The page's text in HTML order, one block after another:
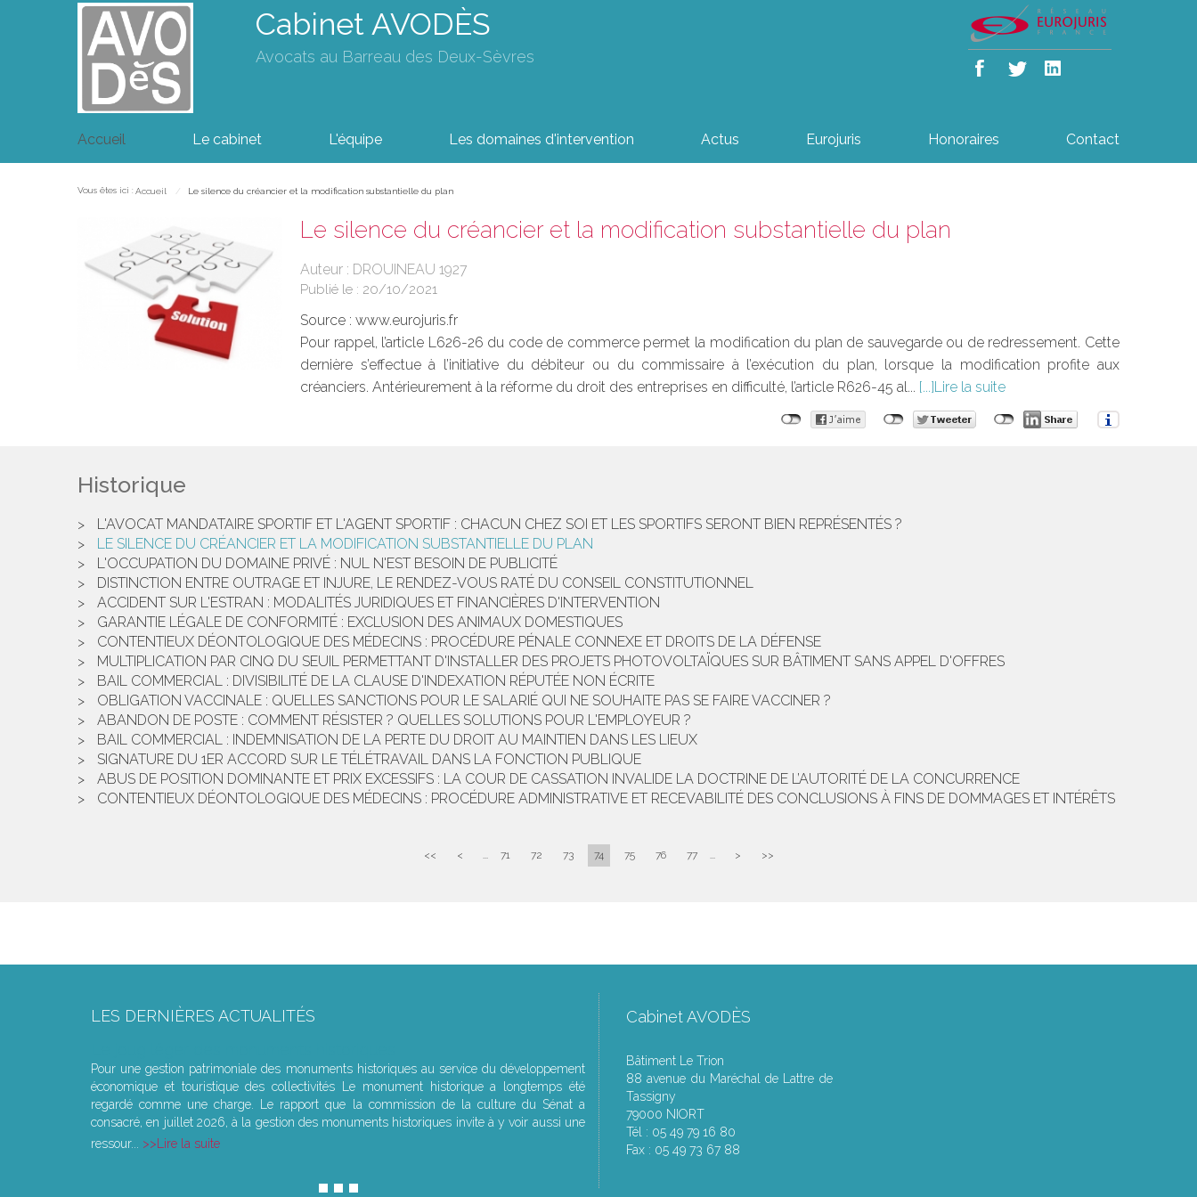
Cabinet AVODÈS
Avocats au Barreau des Deux-Sèvres
Accueil Le cabinet L'équipe Les domaines d'intervention Actus Eurojuris Honoraires Contact
Vous êtes ici : Accueil Le silence du créancier et la modification substantielle du plan
Le silence du créancier et la modification substantielle du plan
Auteur : DROUINEAU 1927
Publié le : 20/10/2021
Source : www.eurojuris.fr
Pour rappel, l’article L626-26 du code de commerce permet la modification du plan de sauvegarde ou de redressement. Cette
dernière s’effectue à l’initiative du débiteur ou du commissaire à l’exécution du plan, lorsque la modification profite aux
créanciers. Antérieurement à la réforme du droit des entreprises en difficulté, l’article R626-45 al...
Lire la suite
Historique
L'AVOCAT MANDATAIRE SPORTIF ET L'AGENT SPORTIF : CHACUN CHEZ SOI ET LES SPORTIFS SERONT BIEN REPRÉSENTÉS ?
LE SILENCE DU CRÉANCIER ET LA MODIFICATION SUBSTANTIELLE DU PLAN
L'OCCUPATION DU DOMAINE PRIVÉ : NUL N'EST BESOIN DE PUBLICITÉ
DISTINCTION ENTRE OUTRAGE ET INJURE, LE RENDEZ-VOUS RATÉ DU CONSEIL CONSTITUTIONNEL
ACCIDENT SUR L'ESTRAN : MODALITÉS JURIDIQUES ET FINANCIÈRES D'INTERVENTION
GARANTIE LÉGALE DE CONFORMITÉ : EXCLUSION DES ANIMAUX DOMESTIQUES
CONTENTIEUX DÉONTOLOGIQUE DES MÉDECINS : PROCÉDURE PÉNALE CONNEXE ET DROITS DE LA DÉFENSE
MULTIPLICATION PAR CINQ DU SEUIL PERMETTANT D'INSTALLER DES PROJETS PHOTOVOLTAÏQUES SUR BÂTIMENT SANS APPEL D'OFFRES
BAIL COMMERCIAL : DIVISIBILITÉ DE LA CLAUSE D'INDEXATION RÉPUTÉE NON ÉCRITE
OBLIGATION VACCINALE : QUELLES SANCTIONS POUR LE SALARIÉ QUI NE SOUHAITE PAS SE FAIRE VACCINER ?
ABANDON DE POSTE : COMMENT RÉSISTER ? QUELLES SOLUTIONS POUR L'EMPLOYEUR ?
BAIL COMMERCIAL : INDEMNISATION DE LA PERTE DU DROIT AU MAINTIEN DANS LES LIEUX
SIGNATURE DU 1ER ACCORD SUR LE TÉLÉTRAVAIL DANS LA FONCTION PUBLIQUE
ABUS DE POSITION DOMINANTE ET PRIX EXCESSIFS : LA COUR DE CASSATION INVALIDE LA DOCTRINE DE L’AUTORITÉ DE LA CONCURRENCE
CONTENTIEUX DÉONTOLOGIQUE DES MÉDECINS : PROCÉDURE ADMINISTRATIVE ET RECEVABILITÉ DES CONCLUSIONS À FINS DE DOMMAGES ET INTÉRÊTS
<< < ... 71 72 73 74 75 76 77 ... > >>
LES DERNIÈRES ACTUALITÉS
Pour une gestion patrimoniale des monuments historiques au service du développement
économique et touristique des collectivités Le monument historique a longtemps été
regardé comme une charge. Le rapport que la commission de la culture du Sénat a
consacré, en juillet 2026, à la gestion des monuments historiques invite à y voir aussi une
ressour...
Lire la suite
Cabinet AVODÈS
Bâtiment Le Trion
88 avenue du Maréchal de Lattre de
Tassigny
79000 NIORT
Tél : 05 49 79 16 80
Fax : 05 49 73 67 88